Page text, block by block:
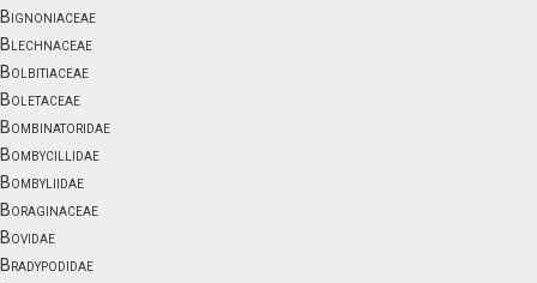
Bignoniaceae
Blechnaceae
Bolbitiaceae
Boletaceae
Bombinatoridae
Bombycillidae
Bombyliidae
Boraginaceae
Bovidae
Bradypodidae